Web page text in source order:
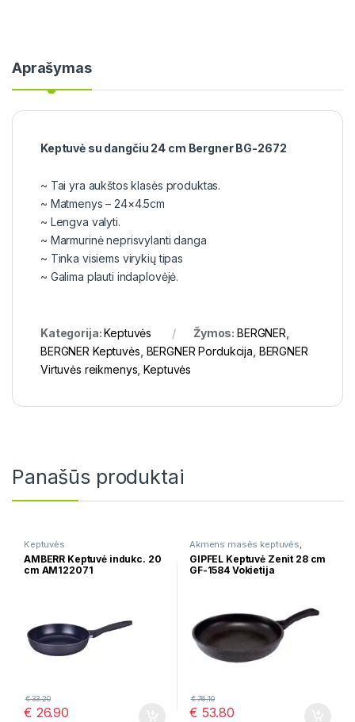
Aprašymas
Keptuvė su dangčiu 24 cm Bergner BG-2672
~ Tai yra aukštos klasės produktas.
~ Matmenys – 24×4.5cm
~ Lengva valyti.
~ Marmurinė neprisvylanti danga
~ Tinka visiems virykių tipas
~ Galima plauti indaplovėjė.
Kategorija:Keptuvės Žymos: BERGNER
BERGNER Keptuvės BERGNER Pordukcija BERGNER
Virtuvės reikmenys ,Keptuvės
Panašūs produktai
Keptuvės
AMBERR Keptuvė indukc. 20
cm AM122071
€ 26.90
€33.20
Akmens masės keptuvės,
Keptuvės
GIPFEL Keptuvė Zenit 28 cm
GF-1584 Vokietija
€ 53.80
€76.10